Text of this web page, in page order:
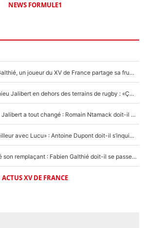
NEWS FORMULE1
Mis de côté par Fabien Galthié, un joueur du XV de France partage sa frustration : «ils ne me l’ont pas dit tout de suite»
La raison d'être de Matthieu Jalibert en dehors des terrains de rugby : «Ça m'atteint autant que si tu touches à un membre de ma famille»
XV de France - Matthieu Jalibert a tout changé : Romain Ntamack doit-il s’inquiéter pour sa place à un an de la Coupe du monde ?
«Le XV de France est meilleur avec Lucu» : Antoine Dupont doit-il s’inquiéter pour sa place ?
Le XV de France a trouvé son remplaçant : Fabien Galthié doit-il se passer d'Antoine Dupont ?
ACTUS XV DE FRANCE